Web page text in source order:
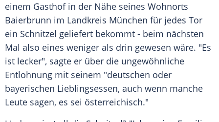
einem Gasthof in der Nähe seines Wohnorts
Baierbrunn im Landkreis München für jedes Tor
ein Schnitzel geliefert bekommt - beim nächsten
Mal also eines weniger als drin gewesen wäre. "Es
ist lecker", sagte er über die ungewöhnliche
Entlohnung mit seinem "deutschen oder
bayerischen Lieblingsessen, auch wenn manche
Leute sagen, es sei österreichisch."